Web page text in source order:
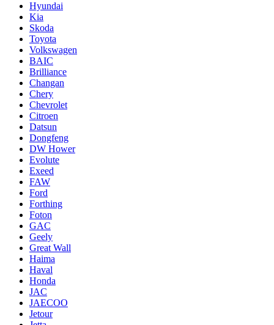
Hyundai
Kia
Skoda
Toyota
Volkswagen
BAIC
Brilliance
Changan
Chery
Chevrolet
Citroen
Datsun
Dongfeng
DW Hower
Evolute
Exeed
FAW
Ford
Forthing
Foton
GAC
Geely
Great Wall
Haima
Haval
Honda
JAC
JAECOO
Jetour